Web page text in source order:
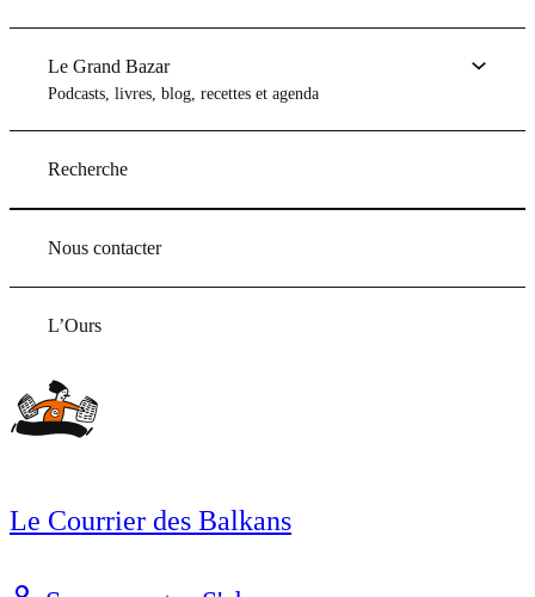
Le Grand Bazar
Podcasts, livres, blog, recettes et agenda
Recherche
Nous contacter
L’Ours
Le Courrier des Balkans